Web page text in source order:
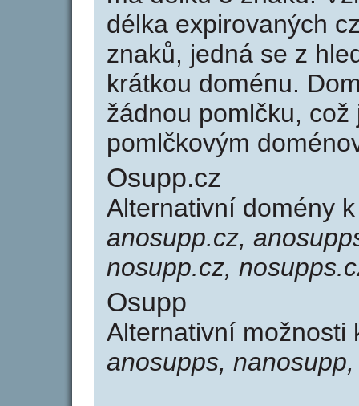
délka expirovaných
znaků, jedná se z
krátkou doménu.
žádnou pomlčku,
pomlčkovým
Osupp.cz
Alternativní domény
anosupp.cz,
nosupp.cz,
Osupp
Alternativní
anosupps,